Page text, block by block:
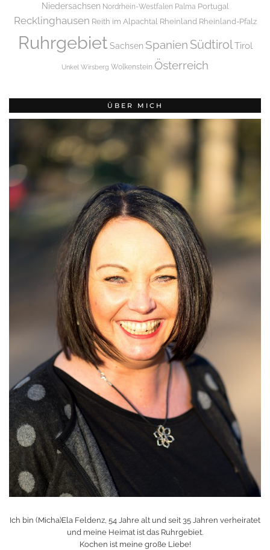
Niedersachsen Nordrhein-Westfalen Palma Portugal
Recklinghausen Reith im Alpachtal Rheinland Rheinland-Pfalz
Ruhrgebiet Sachsen Spanien SüdtirolTirol
Unkel Wirsberg Wolkenstein Österreich
ÜBER MICH
Ich bin (Micha)Ela Feldenz, 54 Jahre alt und seit 35 Jahren verheiratet
und meine Heimat ist das Ruhrgebiet.
Kochen ist meine große Liebe!